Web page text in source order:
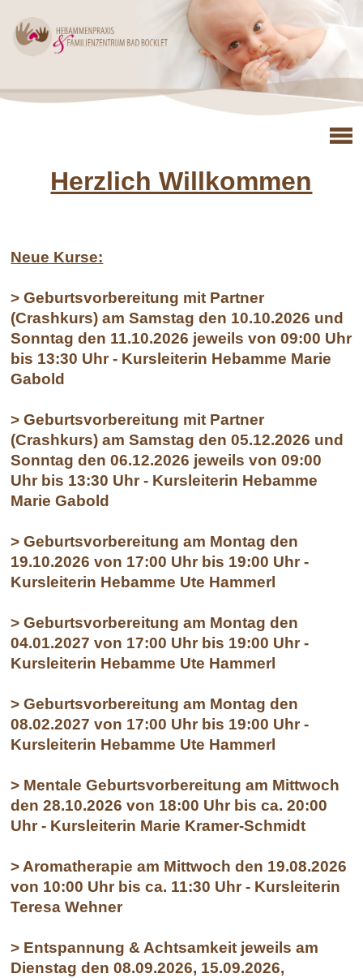
Herzlich Willkommen
Neue Kurse:
> Geburtsvorbereitung mit Partner
(Crashkurs) am Samstag den 10.10.2026 und
Sonntag den 11.10.2026 jeweils von 09:00 Uhr
bis 13:30 Uhr - Kursleiterin Hebamme Marie
Gabold
> Geburtsvorbereitung mit Partner
(Crashkurs) am Samstag den 05.12.2026 und
Sonntag den 06.12.2026 jeweils von 09:00
Uhr bis 13:30 Uhr - Kursleiterin Hebamme
Marie Gabold
> Geburtsvorbereitung am Montag den
19.10.2026 von 17:00 Uhr bis 19:00 Uhr -
Kursleiterin Hebamme Ute Hammerl
> Geburtsvorbereitung am Montag den
04.01.2027 von 17:00 Uhr bis 19:00 Uhr -
Kursleiterin Hebamme Ute Hammerl
> Geburtsvorbereitung am Montag den
08.02.2027 von 17:00 Uhr bis 19:00 Uhr -
Kursleiterin Hebamme Ute Hammerl
> Mentale Geburtsvorbereitung am Mittwoch
den 28.10.2026 von 18:00 Uhr bis ca. 20:00
Uhr - Kursleiterin Marie Kramer-Schmidt
> Aromatherapie am Mittwoch den 19.08.2026
von 10:00 Uhr bis ca. 11:30 Uhr - Kursleiterin
Teresa Wehner
> Entspannung & Achtsamkeit jeweils am
Dienstag den 08.09.2026, 15.09.2026,